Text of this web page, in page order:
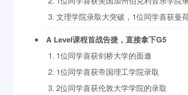
3. 文理学院录取大突破，1位同学喜获曼
A Level课程首战告捷，直接拿下G5
1. 1位同学喜获剑桥大学的面邀
2. 1位同学喜获帝国理工学院录取
3. 2位同学喜获伦敦大学学院的录取